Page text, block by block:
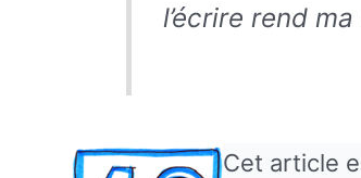
l’écrire rend
Cet article